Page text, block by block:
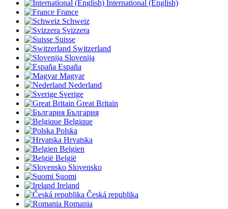
International (English)
France
Schweiz
Svizzera
Suisse
Switzerland
Slovenija
España
Magyar
Nederland
Sverige
Great Britain
България
Belgique
Polska
Hrvatska
Belgien
België
Slovensko
Suomi
Ireland
Česká republika
Romania